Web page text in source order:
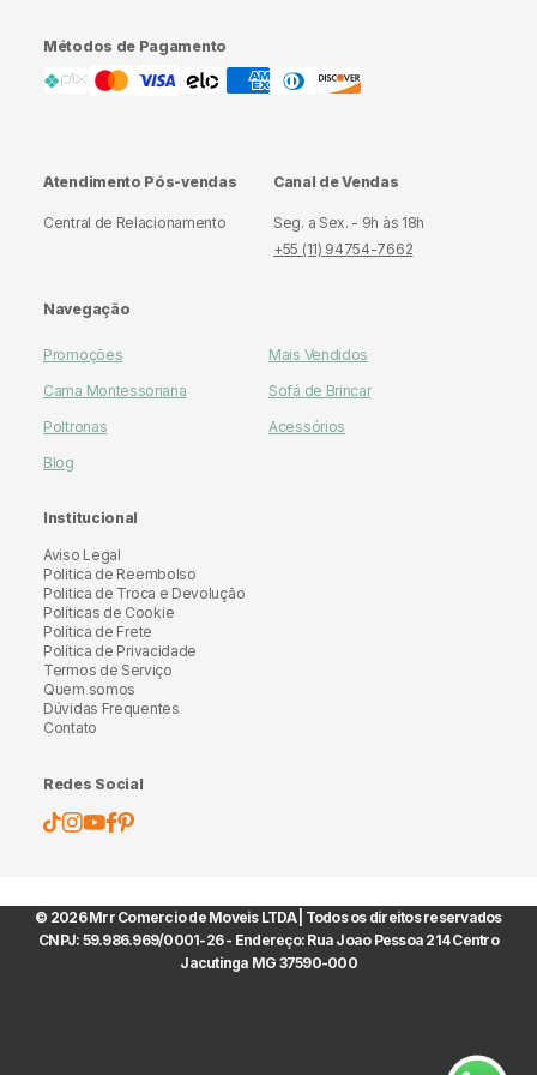
Métodos de Pagamento
Atendimento Pós-vendas
Central de Relacionamento
Canal de Vendas
Seg. a Sex. - 9h às 18h
+55 (11) 94754-7662
Navegação
Promoções
Mais Vendidos
Cama Montessoriana
Sofá de Brincar
Poltronas
Acessórios
Blog
Institucional
Aviso Legal
Politica de Reembolso
Politica de Troca e Devolução
Políticas de Cookie
Política de Frete
Política de Privacidade
Termos de Serviço
Quem somos
Dúvidas Frequentes
Contato
Redes Social
© 2026 Mrr Comercio de Moveis LTDA | Todos os direitos reservados
CNPJ: 59.986.969/0001-26 - Endereço: Rua Joao Pessoa 214 Centro
Jacutinga MG 37590-000